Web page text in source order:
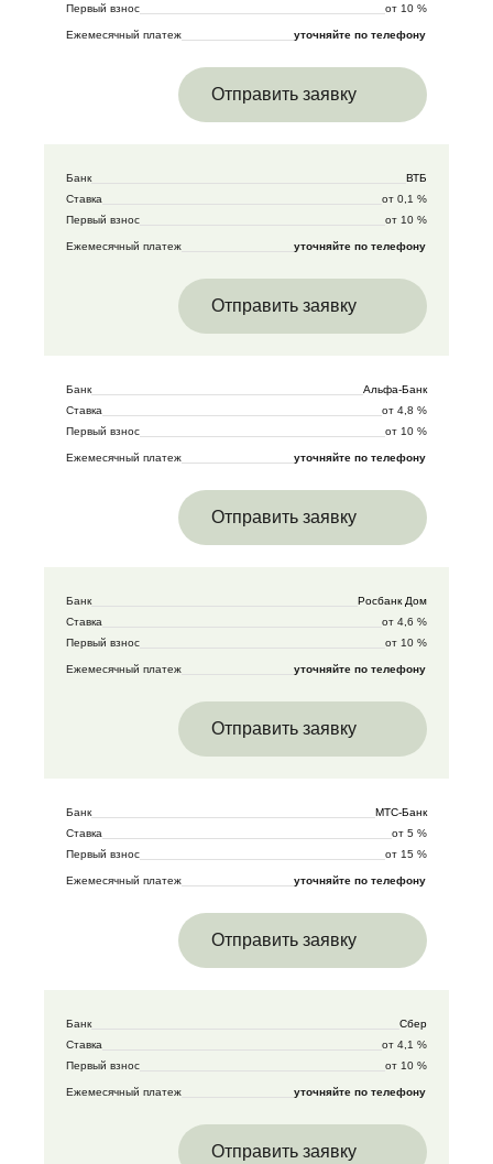
Первый взнос от 10 %
Ежемесячный платеж уточняйте по телефону
Отправить заявку
Банк
ВТБ
Ставка
от 0,1 %
Первый взнос
от 10 %
Ежемесячный платеж уточняйте по телефону
Отправить заявку
Банк
Альфа-Банк
Ставка
от 4,8 %
Первый взнос
от 10 %
Ежемесячный платеж уточняйте по телефону
Отправить заявку
Банк
Росбанк Дом
Ставка
от 4,6 %
Первый взнос
от 10 %
Ежемесячный платеж уточняйте по телефону
Отправить заявку
Банк
МТС-Банк
Ставка
от 5 %
Первый взнос
от 15 %
Ежемесячный платеж уточняйте по телефону
Отправить заявку
Банк
Сбер
Ставка
от 4,1 %
Первый взнос
от 10 %
Ежемесячный платеж уточняйте по телефону
Отправить заявку